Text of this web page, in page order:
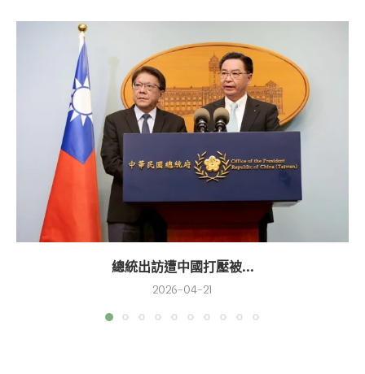
總統出訪遭中國打壓被...
2026-04-21